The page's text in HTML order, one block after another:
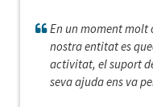
En un moment molt
nostra entitat es
activitat, el suport
seva ajuda ens va